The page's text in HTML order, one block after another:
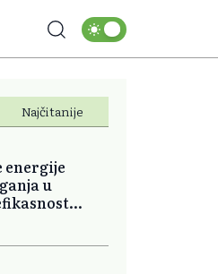
Najčitanije
energije
u